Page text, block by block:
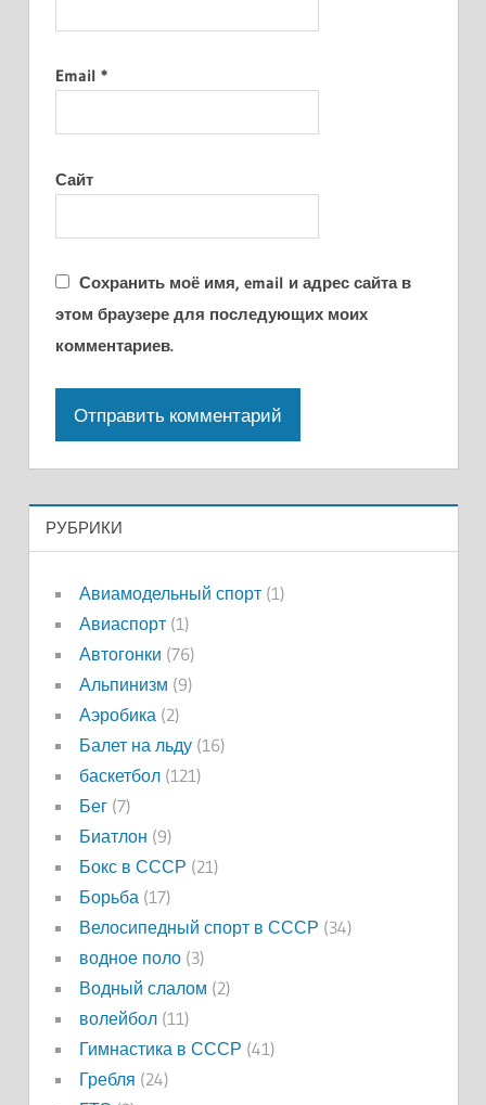
Email *
Сайт
Сохранить моё имя, email и адрес сайта в
этом браузере для последующих моих
комментариев.
РУБРИКИ
Авиамодельный спорт(1)
Авиаспорт(1)
Автогонки (76)
Альпинизм (9)
Аэробика(2)
Балет на льду(16)
баскетбол(121)
Бег(7)
Биатлон (9)
Бокс в СССР (21)
Борьба(17)
Велосипедный спорт в СССР (34)
водное поло(3)
Водный слалом (2)
волейбол(11)
Гимнастика в СССР (41)
Гребля (24)